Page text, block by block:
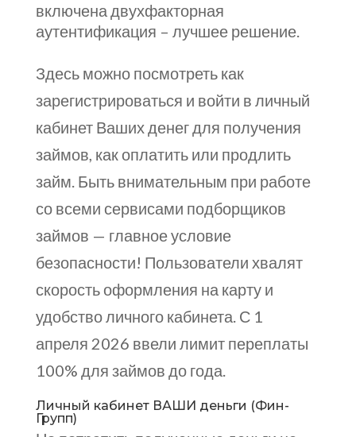
включена двухфакторная
аутентификация – лучшее решение.
Здесь можно посмотреть как
зарегистрироваться и войти в личный
кабинет Ваших денег для получения
займов, как оплатить или продлить
займ. Быть внимательным при работе
со всеми сервисами подборщиков
займов — главное условие
безопасности! Пользователи хвалят
скорость оформления на карту и
удобство личного кабинета. С 1
апреля 2026 ввели лимит переплаты
100% для займов до года.
Личный кабинет ВАШИ деньги (Фин-
Групп)